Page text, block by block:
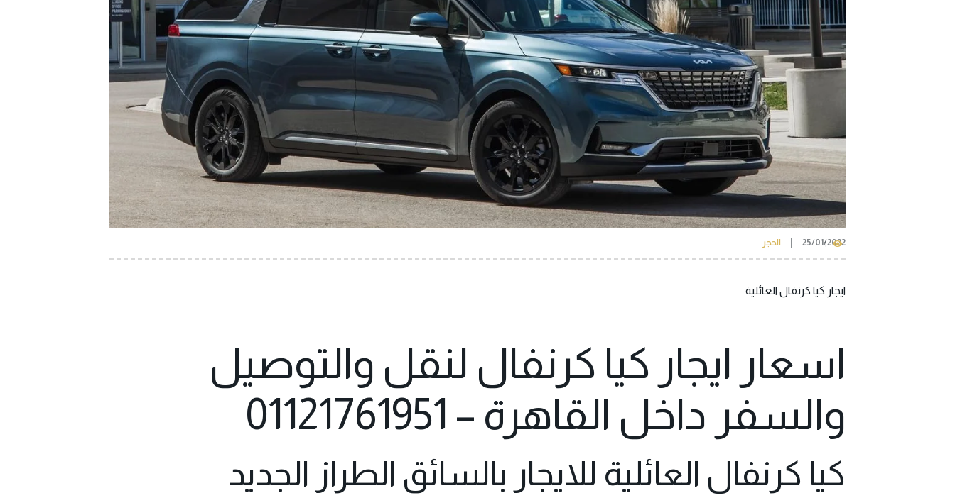
25/01/2022 الحجز 1
ايجار كيا كرنفال العائلية
اسعار ايجار كيا كرنفال لنقل والتوصيل
والسفر داخل القاهرة – 01121761951
كيا كرنفال العائلية للايجار بالسائق الطراز الجديد